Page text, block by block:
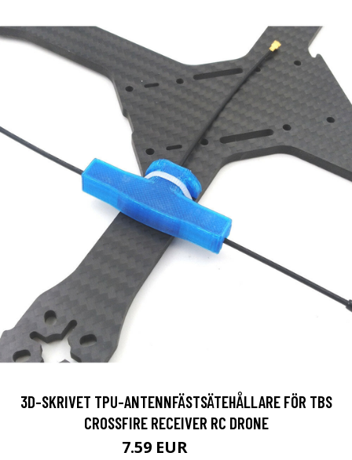
3D-SKRIVET TPU-ANTENNFÄSTSÄTEHÅLLARE FÖR TBS
CROSSFIRE RECEIVER RC DRONE
7.59 EUR